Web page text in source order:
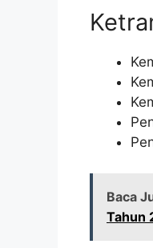
Baca
Tahun